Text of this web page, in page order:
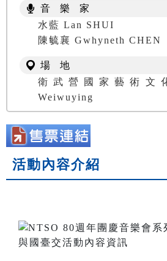
音 樂 家
水藍 Lan SHUI
陳毓襄 Gwhyneth CHEN
場 地
衛武營國家藝術文
Weiwuying
活動內容介紹